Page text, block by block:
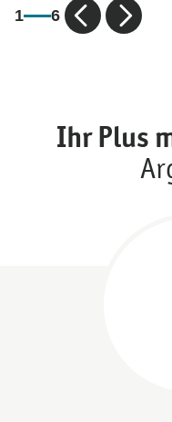
1 6
Ihr Plus